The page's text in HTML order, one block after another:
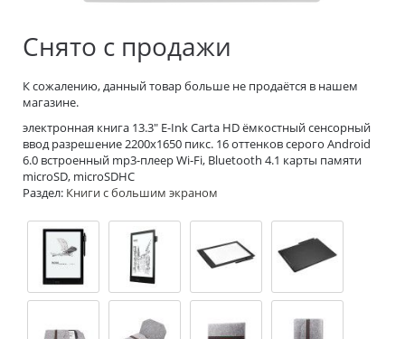
Снято с продажи
К сожалению, данный товар больше не продаётся в нашем
магазине.
электронная книга 13.3" E-Ink Carta HD ёмкостный сенсорный
ввод разрешение 2200x1650 пикс. 16 оттенков серого Android
6.0 встроенный mp3-плеер Wi-Fi, Bluetooth 4.1 карты памяти
microSD, microSDHC
Раздел: Книги с большим экраном